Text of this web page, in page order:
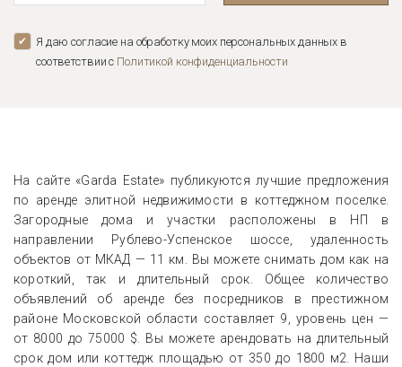
Я даю согласие на обработку моих персональных данных в
соответствии с Политикой конфиденциальноcти
На сайте «Garda Estate» публикуются лучшие предложения
по аренде элитной недвижимости в коттеджном поселке.
Загородные дома и участки расположены в НП в
направлении Рублево-Успенское шоссе, удаленность
объектов от МКАД — 11 км. Вы можете снимать дом как на
короткий, так и длительный срок. Общее количество
объявлений об аренде без посредников в престижном
районе Московской области составляет 9, уровень цен —
от 8000 до 75000 $. Вы можете арендовать на длительный
срок дом или коттедж площадью от 350 до 1800 м2. Наши